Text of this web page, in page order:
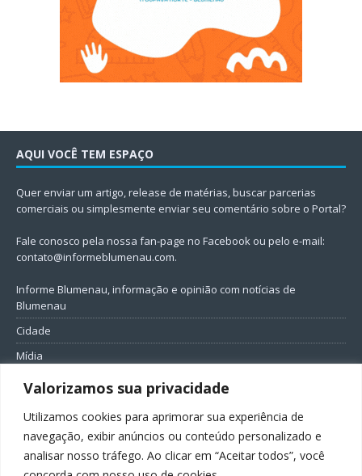
Valorizamos sua privacidade
Utilizamos cookies para aprimorar sua experiência de
navegação, exibir anúncios ou conteúdo personalizado e
analisar nosso tráfego. Ao clicar em “Aceitar todos”, você
AQUI VOCÊ TEM ESPAÇO
Quer enviar um artigo, release de matérias, buscar parcerias
comerciais ou simplesmente enviar seu comentário sobre o Portal?
Fale conosco pela nossa fan-page no Facebook ou pelo e-mail:
contato@informeblumenau.com.
Informe Blumenau, informação e opinião com notícias de
Blumenau
Cidade
Mídia
Entretenimento
Política
FIQUE CONECTADO